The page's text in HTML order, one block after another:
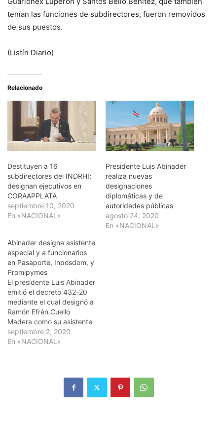
tenían las funciones de subdirectores, fueron removidos
de sus puestos.
(Listín Diario)
Relacionado
Destituyen a 16
subdirectores del INDRHI;
designan ejecutivos en
CORAAPPLATA
septiembre 10, 2020
En «NACIONAL»
Presidente Luis Abinader
realiza nuevas
designaciones
diplomáticas y de
autoridades públicas
agosto 24, 2020
En «NACIONAL»
Abinader designa asistente
especial y a funcionarios
en Pasaporte, Inposdom, y
Promipymes
El presidente Luis Abinader
emitió el decreto 432-20
mediante el cual designó a
Ramón Efrén Cuello
Madera como su asistente
especial, en sustitución de
Robert de la Cruz, y a
entidades. Jimmy
septiembre 2, 2020
En «NACIONAL»